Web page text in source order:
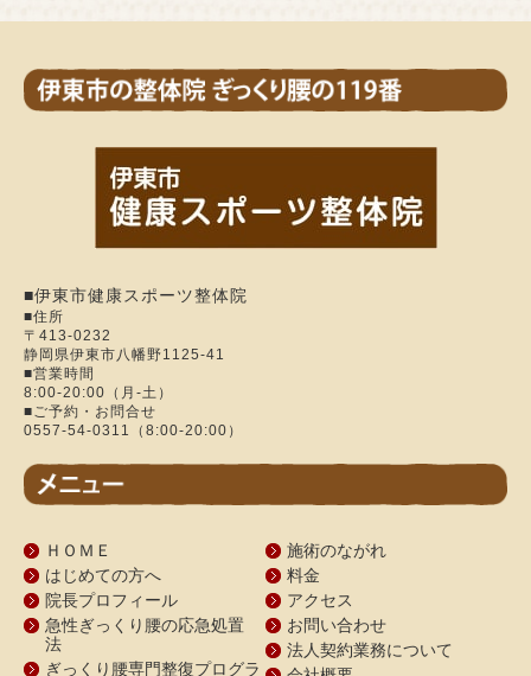
■伊東市健康スポーツ整体院
■住所
〒413-0232
静岡県伊東市八幡野1125-41
■営業時間
8:00-20:00（月-土）
■ご予約・お問合せ
0557-54-0311（8:00-20:00）
ＨＯＭＥ
はじめての方へ
院長プロフィール
急性ぎっくり腰の応急処置
法
ぎっくり腰専門整復プログラ
施術のながれ
料金
アクセス
お問い合わせ
法人契約業務について